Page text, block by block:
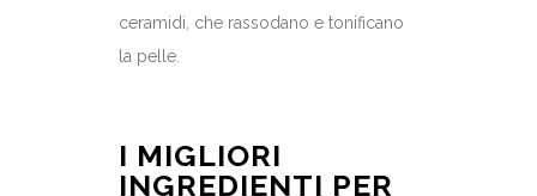
ceramidi, che rassodano e tonificano
la pelle.
I MIGLIORI
INGREDIENTI PER